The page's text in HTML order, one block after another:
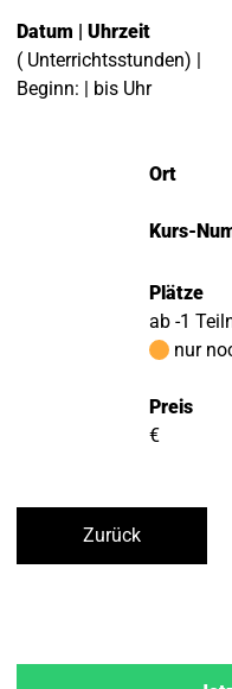
Datum | Uhrzeit
( Unterrichtsstunden) |
Beginn: | bis Uhr
Ort
Kurs-
Plätze
ab -1
nur
Preis
€
Zurück